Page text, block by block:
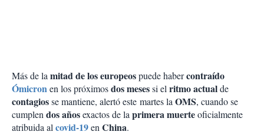
Más de lamitad de los europeospuede habercontraído
Ómicronen los próximosdos mesessi elritmo actualde
contagiosse mantiene, alertó este martes laOMS, cuando se
cumplendos añosexactos de laprimera muerteoficialmente
atribuida alcovid-19enChina.